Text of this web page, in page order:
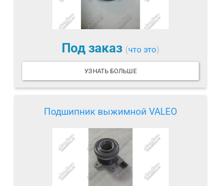
Под заказ (что это)
УЗНАТЬ БОЛЬШЕ
Подшипник выжимной VALEO